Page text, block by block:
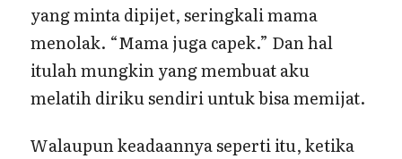
yang minta dipijet, seringkali mama
menolak. “Mama juga capek.” Dan hal
itulah mungkin yang membuat aku
melatih diriku sendiri untuk bisa memijat.
Walaupun keadaannya seperti itu, ketika